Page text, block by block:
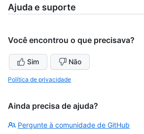
Ajuda e suporte
Você encontrou o que precisava?
Sim Não
Política de privacidade
Ainda precisa de ajuda?
Pergunte à comunidade de GitHub